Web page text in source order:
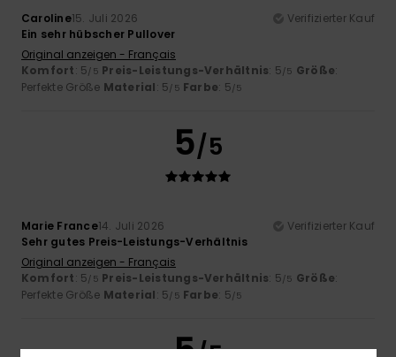
Caroline15. Juli 2026
Verifizierter Kauf
Ein sehr hübscher Pullover
Original anzeigen - Français
Komfort: 5/5 Preis-Leistungs-Verhältnis: 5/5 Größe:
Perfekte Größe Material: 5/5 Farbe: 5/5
5/5
Marie France14. Juli 2026
Verifizierter Kauf
Sehr gutes Preis-Leistungs-Verhältnis
Original anzeigen - Français
Komfort: 5/5 Preis-Leistungs-Verhältnis: 5/5 Größe:
Perfekte Größe Material: 5/5 Farbe: 5/5